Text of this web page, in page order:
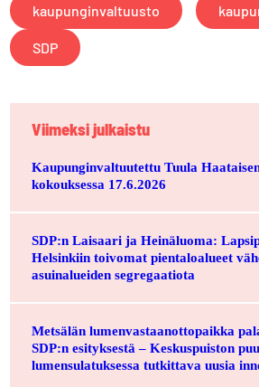
kaupunginvaltuusto
SDP
Viimeksi julkaistu
Kaupunginvaltuutettu Tuula
kokouksessa 17.6.2026
SDP:n Laisaari ja Heinäluoma:
Helsinkiin toivomat pientaloalueet
asuinalueiden segregaatiota
Metsälän lumenvastaanottopaikka
SDP:n esityksestä – Keskuspuiston
lumensulatuksessa tutkittava uusia